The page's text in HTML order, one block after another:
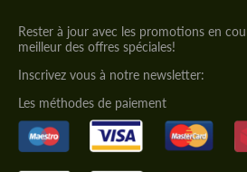
Rester à jour avec les promotions en
meilleur des offres spéciales!
Inscrivez vous à notre newsletter:
Les méthodes de paiement